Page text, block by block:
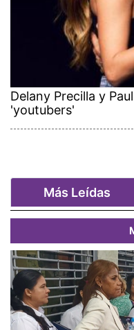
Delany Precilla y
'youtubers'
Más Leídas